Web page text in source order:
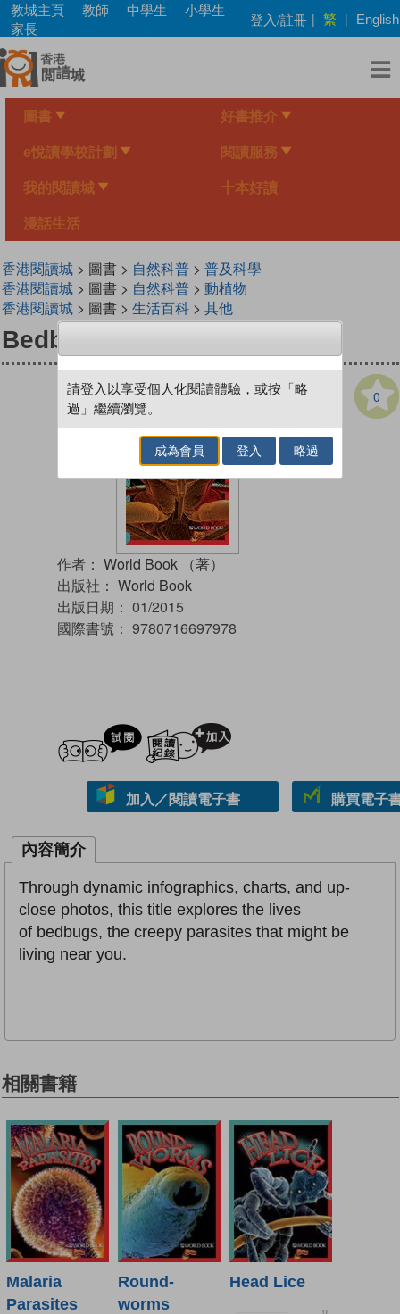
Skip
main
content
教城主頁 教師 中學生
小學生
家長
登入/註冊 | 繁 | English
圖書 好書推介
e悅讀學校計劃 閱讀服務
我的閱讀城 十本好讀
漫話生活
香港閱讀城> 圖書 > 自然科普> 普及科學
香港閱讀城> 圖書 > 自然科普> 動植物
香港閱讀城> 圖書 > 生活百科> 其他
Bedbugs
0
作者： World Book （著）
出版社： World Book
出版日期： 01/2015
國際書號： 9780716697978
試閲
加入／閱讀電子書 購買電子
內容簡介
Through dynamic infographics, charts, and up-
close photos, this title explores the lives
of bedbugs, the creepy parasites that might be
living near you.
相關書籍
Malaria
Parasites
Round-
worms
Head Lice
請登入以享受個人化閱讀體驗，或按「略
過」繼續瀏覽。
成為會員 登入 略過